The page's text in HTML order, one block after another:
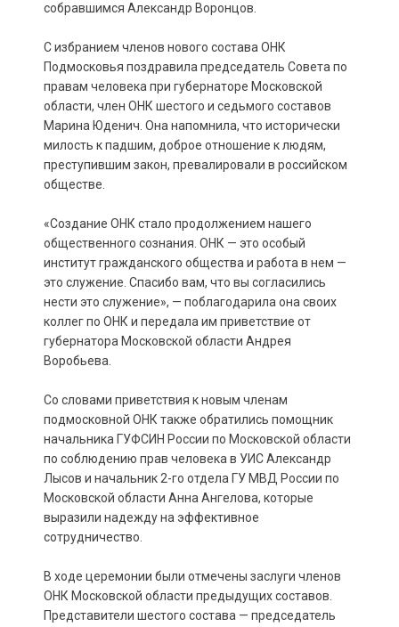
собравшимся Александр Воронцов.
С избранием членов нового состава ОНК
Подмосковья поздравила председатель Совета по
правам человека при губернаторе Московской
области, член ОНК шестого и седьмого составов
Марина Юденич. Она напомнила, что исторически
милость к падшим, доброе отношение к людям,
преступившим закон, превалировали в российском
обществе.
«Создание ОНК стало продолжением нашего
общественного сознания. ОНК — это особый
институт гражданского общества и работа в нем —
это служение. Спасибо вам, что вы согласились
нести это служение», — поблагодарила она своих
коллег по ОНК и передала им приветствие от
губернатора Московской области Андрея
Воробьева.
Со словами приветствия к новым членам
подмосковной ОНК также обратились помощник
начальника ГУФСИН России по Московской области
по соблюдению прав человека в УИС Александр
Лысов и начальник 2-го отдела ГУ МВД России по
Московской области Анна Ангелова, которые
выразили надежду на эффективное
сотрудничество.
В ходе церемонии были отмечены заслуги членов
ОНК Московской области предыдущих составов.
Представители шестого состава — председатель